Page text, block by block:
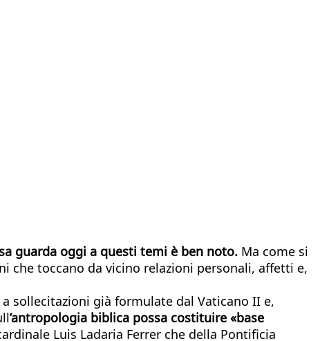
guarda oggi a questi temi è ben noto. Ma come si
che toccano da vicino relazioni personali, affetti e,
sollecitazioni già formulate dal Vaticano II e,
’antropologia biblica possa costituire «base
Luis Ladaria Ferrer che della Pontificia